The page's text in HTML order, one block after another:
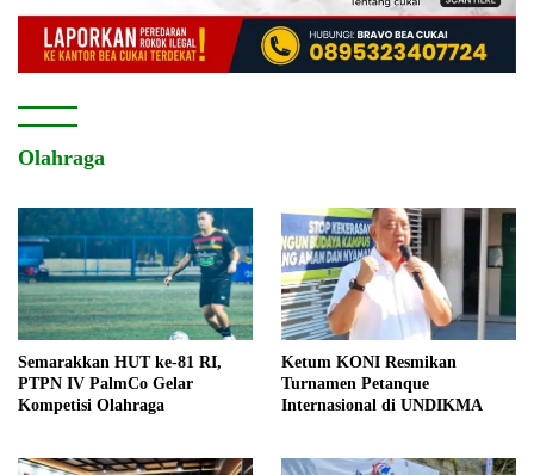
Olahraga
Semarakkan HUT ke-81 RI,
PTPN IV PalmCo Gelar
Kompetisi Olahraga
Ketum KONI Resmikan
Turnamen Petanque
Internasional di UNDIKMA